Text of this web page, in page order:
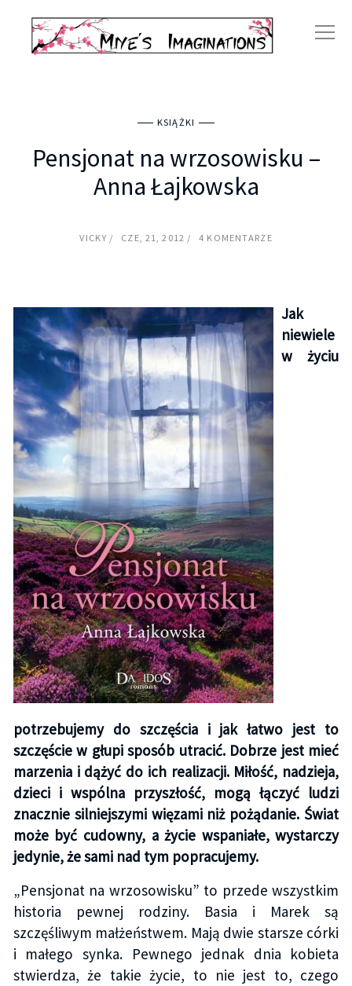
KSIĄŻKI
Pensjonat na wrzosowisku –
Anna Łajkowska
VICKY CZE, 21, 2012 4 KOMENTARZE
Jak
niewiele
w życiu
potrzebujemy do szczęścia i jak łatwo jest to
szczęście w głupi sposób utracić. Dobrze jest mieć
marzenia i dążyć do ich realizacji. Miłość, nadzieja,
dzieci i wspólna przyszłość, mogą łączyć ludzi
znacznie silniejszymi więzami niż pożądanie. Świat
może być cudowny, a życie wspaniałe, wystarczy
jedynie, że sami nad tym popracujemy.
„Pensjonat na wrzosowisku” to przede wszystkim
historia pewnej rodziny. Basia i Marek są
szczęśliwym małżeństwem. Mają dwie starsze córki
i małego synka. Pewnego jednak dnia kobieta
stwierdza, że takie życie, to nie jest to, czego